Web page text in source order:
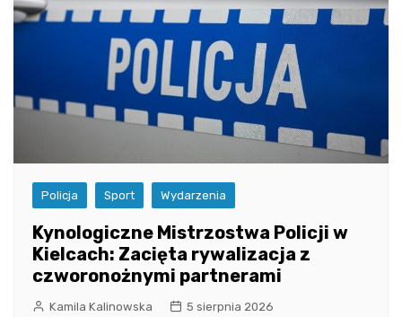
Policja Sport Wydarzenia
Kynologiczne Mistrzostwa Policji w
Kielcach: Zacięta rywalizacja z
czworonożnymi partnerami
Kamila Kalinowska 5 sierpnia 2026